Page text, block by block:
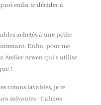
enfin te décider à
achetés à une petite
Enfin, pour me
Atelier Arwen qui s’utilise
!
cotons lavables, je te
suivantes : Calmos